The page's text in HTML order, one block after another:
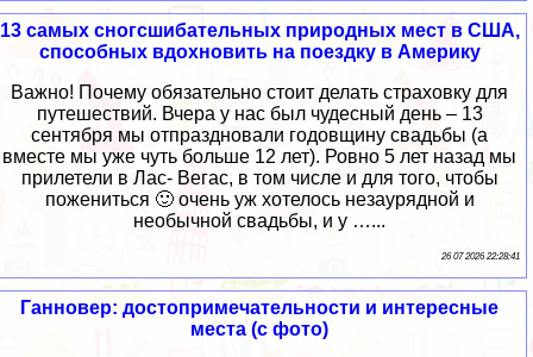
13 самых сногсшибательных природных мест в США,
способных вдохновить на поездку в Америку
Важно! Почему обязательно стоит делать страховку для
путешествий. Вчера у нас был чудесный день – 13
сентября мы отпраздновали годовщину свадьбы (а
вместе мы уже чуть больше 12 лет). Ровно 5 лет назад мы
прилетели в Лас- Вегас, в том числе и для того, чтобы
пожениться 🙂 очень уж хотелось незаурядной и
необычной свадьбы, и у …...
26 07 2026 22:28:41
Ганновер: достопримечательности и интересные
места (с фото)